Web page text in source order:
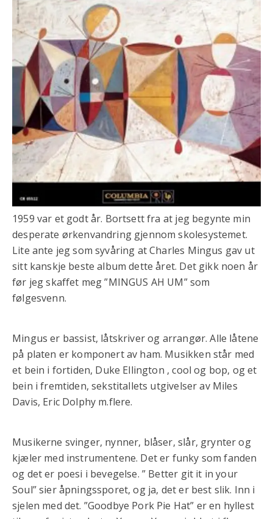
1959 var et godt år. Bortsett fra at jeg begynte min
desperate ørkenvandring gjennom skolesystemet.
Lite ante jeg som syvåring at Charles Mingus gav ut
sitt kanskje beste album dette året. Det gikk noen år
før jeg skaffet meg ”MINGUS AH UM” som
følgesvenn.
Mingus er bassist, låtskriver og arrangør. Alle låtene
på platen er komponert av ham. Musikken står med
et bein i fortiden, Duke Ellington , cool og bop, og et
bein i fremtiden, sekstitallets utgivelser av Miles
Davis, Eric Dolphy m.flere.
Musikerne svinger, nynner, blåser, slår, grynter og
kjæler med instrumentene. Det er funky som fanden
og det er poesi i bevegelse. ” Better git it in your
Soul” sier åpningssporet, og ja, det er best slik. Inn i
sjelen med det. ”Goodbye Pork Pie Hat” er en hyllest